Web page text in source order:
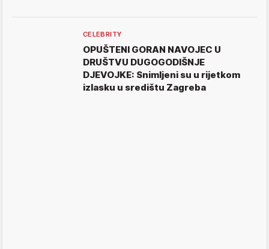
CELEBRITY
OPUŠTENI GORAN NAVOJEC U
DRUŠTVU DUGOGODIŠNJE
DJEVOJKE: Snimljeni su u rijetkom
izlasku u središtu Zagreba